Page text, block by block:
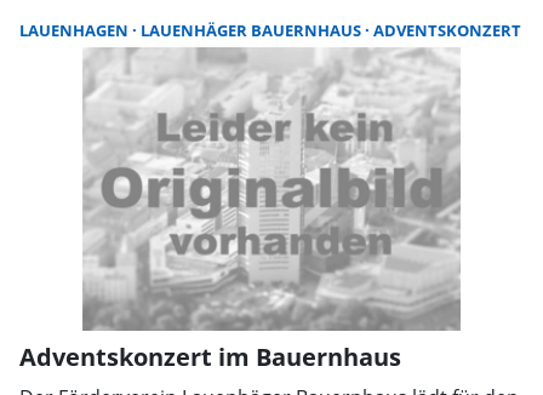
dabei Live-Musik, Trachtentanz, Kulinarisches sowie die
Stände verschiedener Aussteller.
LAUENHAGEN LAUENHÄGER BAUERNHAUS ADVENTSKONZERT
Adventskonzert im Bauernhaus